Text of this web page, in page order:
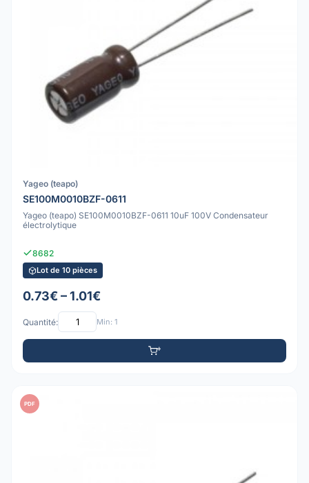
Yageo (teapo)
SE100M0010BZF-0611
Yageo (teapo) SE100M0010BZF-0611 10uF 100V Condensateur
électrolytique
8682
Lot de 10 pièces
0.73€ – 1.01€
Quantité: Min: 1
PDF